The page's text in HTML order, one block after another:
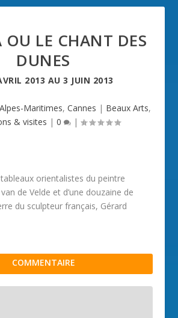
OU LE CHANT DES
DUNES
2013 AU 3 JUIN 2013
Alpes-Maritimes, Cannes | Beaux Arts,
& visites | 0 |
orientalistes du peintre
de Velde et d’une douzaine de
du sculpteur français, Gérard
COMMENTAIRE